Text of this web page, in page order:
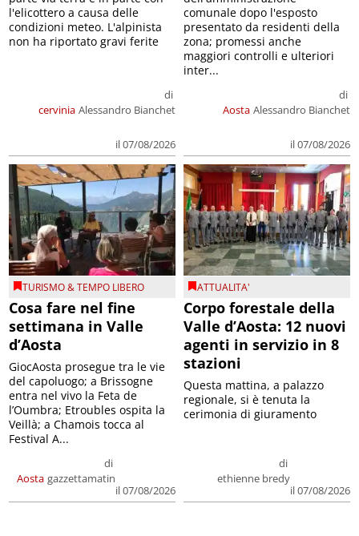
cervinia
di
Alessandro Bianchet
il 07/08/2026
l'elicottero a causa delle
condizioni meteo. L'alpinista
non ha riportato gravi ferite
Aosta
di
Alessandro Bianchet
il 07/08/2026
comunale dopo l'esposto
presentato da residenti della
zona; promessi anche
maggiori controlli e ulteriori
inter...
TURISMO & TEMPO LIBERO
Cosa fare nel fine
settimana in Valle
d’Aosta
Aosta
di
gazzettamatin
il 07/08/2026
GiocAosta prosegue tra le vie
del capoluogo; a Brissogne
entra nel vivo la Feta de
l’Oumbra; Etroubles ospita la
Veillà; a Chamois tocca al
Festival A...
ATTUALITA'
Corpo forestale della
Valle d’Aosta: 12 nuovi
agenti in servizio in 8
stazioni
di
ethienne bredy
il 07/08/2026
Questa mattina, a palazzo
regionale, si è tenuta la
cerimonia di giuramento